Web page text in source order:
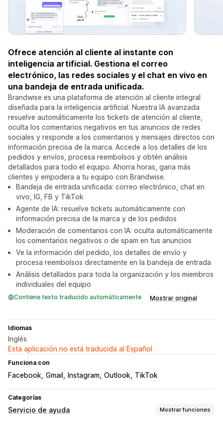
Ofrece atención al cliente al instante con
inteligencia artificial. Gestiona el correo
electrónico, las redes sociales y el chat en vivo en
una bandeja de entrada unificada.
Brandwise es una plataforma de atención al cliente integral
diseñada para la inteligencia artificial. Nuestra IA avanzada
resuelve automáticamente los tickets de atención al cliente,
oculta los comentarios negativos en tus anuncios de redes
sociales y responde a los comentarios y mensajes directos con
información precisa de la marca. Accede a los detalles de los
pedidos y envíos, procesa reembolsos y obtén análisis
detallados para todo el equipo. Ahorra horas, gana más
clientes y empodera a tu equipo con Brandwise.
Bandeja de entrada unificada: correo electrónico, chat en
vivo, IG, FB y TikTok
Agente de IA: resuelve tickets automáticamente con
información precisa de la marca y de los pedidos
Moderación de comentarios con IA: oculta automáticamente
los comentarios negativos o de spam en tus anuncios
Ve la información del pedido, los detalles de envío y
procesa reembolsos directamente en la bandeja de entrada
Análisis detallados para toda la organización y los miembros
individuales del equipo
Contiene texto traducido automáticamente Mostrar original
Idiomas
Inglés
Esta aplicación no está traducida al Español
Funciona con
Facebook Gmail Instagram Outlook TikTok
Categorías
Servicio de ayuda Mostrar funciones